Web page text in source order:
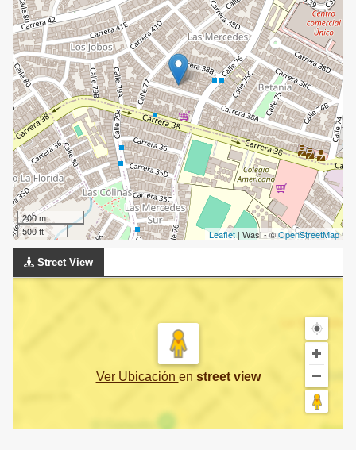
200 m
500 ft
Leaflet | Wasi - ©OpenStreetMap
Street View
Ver Ubicación en street view